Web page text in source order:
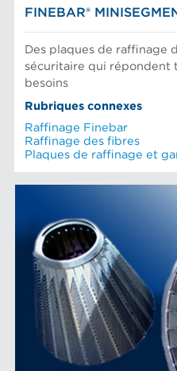
FINEBAR®
Des plaques de raffinage
sécuritaire qui répondent
besoins
Rubriques connexes
Raffinage Finebar
Raffinage des fibres
Plaques de raffinage et